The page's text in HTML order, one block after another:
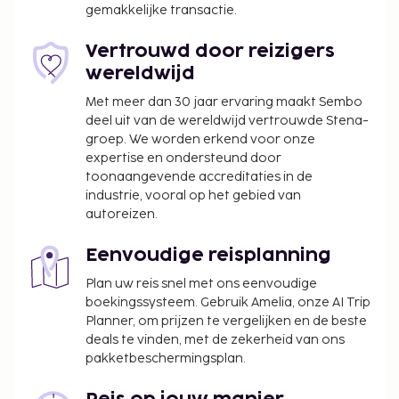
beschikbaar en ter plaatse heb je gratis
parkeerplaatsen. Je vindt recreatieve voorzieningen
zoals een binnenzwembad, een waterglijbaan en
een sauna vast leuk. Enkele voorzieningen van dit
hotel zijn gratis wifi, huwelijksservices en hulp bij
uitstapjes/tickets. Bestel iets lekkers in een van de 2
restaurants van dit hotel of blijf gewoon lekker
binnen en profiteer van 24-uurs roomservice. Er zijn
ook snacks beschikbaar in de koffiebar/het café.
Heb je dorst? Bestel een lekker drankje in één van
tegen betaling genieten van een lekker
ontbijtbuffet, dat geserveerd wordt van 07.30 uur
tot 11.00 uur.
De volgende kosten dienen bij de accommodatie te
worden betaald. De kosten kunnen inclusief
toepasselijke belastingen zijn:
gemakkelijke transactie.
Vertrouwd door reizigers
wereldwijd
Met meer dan 30 jaar ervaring maakt Sembo
deel uit van de wereldwijd vertrouwde Stena-
groep. We worden erkend voor onze
expertise en ondersteund door
toonaangevende accreditaties in de
industrie, vooral op het gebied van
autoreizen.
Eenvoudige reisplanning
Plan uw reis snel met ons eenvoudige
boekingssysteem. Gebruik Amelia, onze AI Trip
Planner, om prijzen te vergelijken en de beste
deals te vinden, met de zekerheid van ons
pakketbeschermingsplan.